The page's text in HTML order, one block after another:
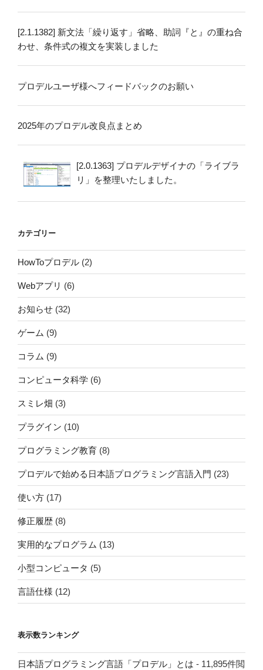
[2.1.1382] 新文法「繰り返す」省略、助詞『と』の重ね合
わせ、条件式の複文を実装しました
プロデルユーザ様へフィードバックのお願い
2025年のプロデル改良点まとめ
[2.0.1363] プロデルデザイナの「ライブラ
リ」を整理いたしました。
カテゴリー
HowToプロデル (2)
Webアプリ (6)
お知らせ (32)
ゲーム (9)
コラム (9)
コンピュータ科学 (6)
スミレ畑 (3)
プラグイン (10)
プログラミング教育 (8)
プロデルで始める日本語プログラミング言語入門 (23)
使い方 (17)
修正履歴 (8)
実用的なプログラム (13)
小型コンピュータ (5)
言語仕様 (12)
表示数ランキング
日本語プログラミング言語「プロデル」とは - 11,895件閲